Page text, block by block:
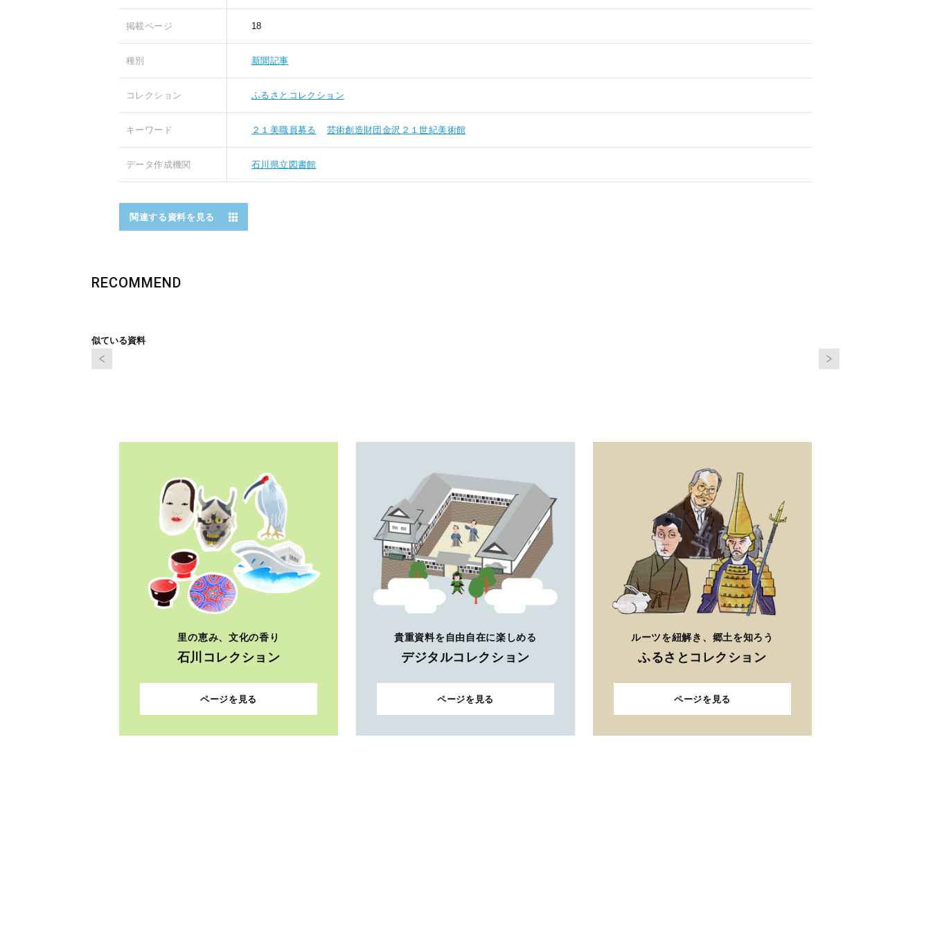
掲載ページ 18
種別 新聞記事
コレクション ふるさとコレクション
キーワード ２１美職員募る 芸術創造財団金沢２１世紀美術館
データ作成機関 石川県立図書館
関連する資料を見る
RECOMMEND
似ている資料
里の恵み、文化の香り
石川コレクション
ページを見る
貴重資料を自由自在に楽しめる
デジタルコレクション
ページを見る
ルーツを紐解き、郷土を知ろう
ふるさとコレクション
ページを見る